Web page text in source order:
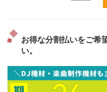
お得な分割払いをご希
い。